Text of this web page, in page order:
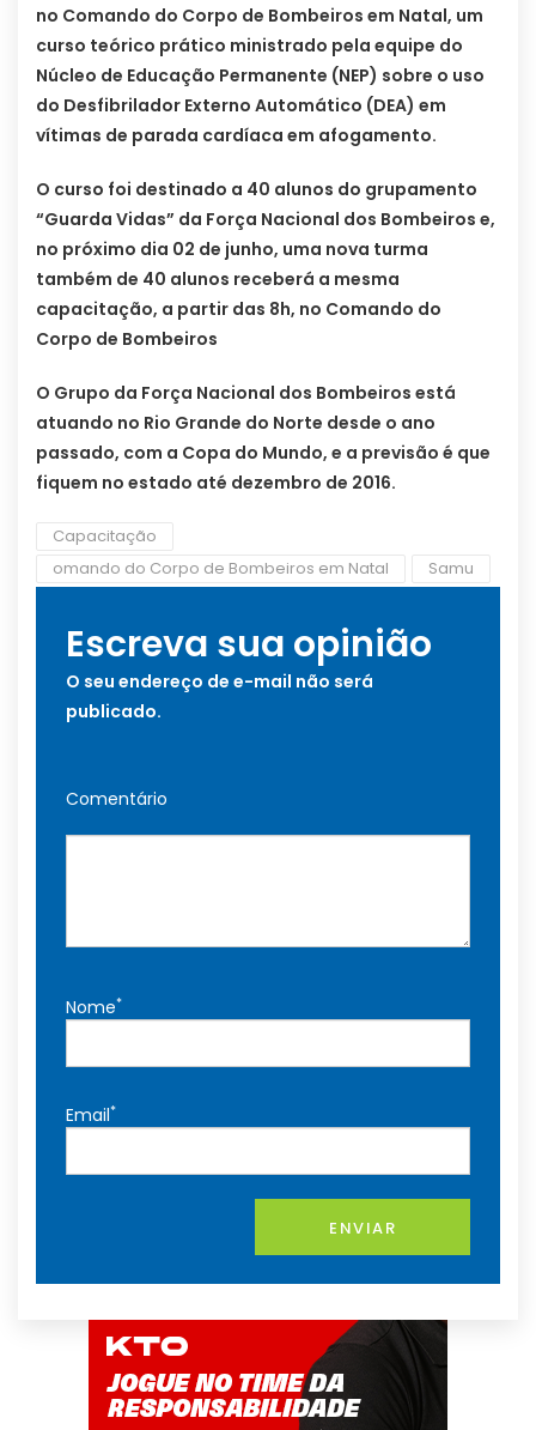
no Comando do Corpo de Bombeiros em Natal, um
curso teórico prático ministrado pela equipe do
Núcleo de Educação Permanente (NEP) sobre o uso
do Desfibrilador Externo Automático (DEA) em
vítimas de parada cardíaca em afogamento.
O curso foi destinado a 40 alunos do grupamento
“Guarda Vidas” da Força Nacional dos Bombeiros e,
no próximo dia 02 de junho, uma nova turma
também de 40 alunos receberá a mesma
capacitação, a partir das 8h, no Comando do
Corpo de Bombeiros
O Grupo da Força Nacional dos Bombeiros está
atuando no Rio Grande do Norte desde o ano
passado, com a Copa do Mundo, e a previsão é que
fiquem no estado até dezembro de 2016.
Capacitação
omando do Corpo de Bombeiros em Natal
Samu
Escreva sua opinião
O seu endereço de e-mail não será
publicado.
Comentário
Nome*
Email*
ENVIAR